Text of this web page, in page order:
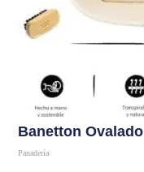
Banetton Ovalado
Panadería